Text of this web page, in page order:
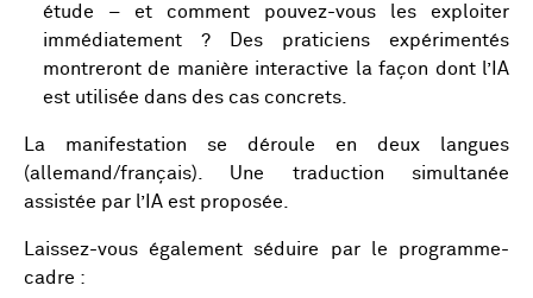
étude – et comment pouvez-vous les exploiter
immédiatement ? Des praticiens expérimentés
montreront de manière interactive la façon dont l’IA
est utilisée dans des cas concrets.
La manifestation se déroule en deux langues
(allemand/français). Une traduction simultanée
assistée par l’IA est proposée.
Laissez-vous également séduire par le programme-
cadre :